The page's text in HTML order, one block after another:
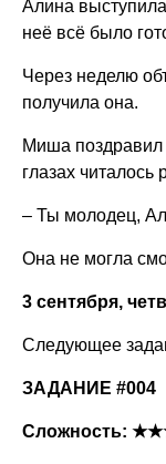
Алина
неё всё было
Через неделю
получила она.
Миша поздравил
глазах читалось
– Ты молодец,
Она не могла
3 сентября,
Следующее
ЗАДАНИЕ #004
Сложность: